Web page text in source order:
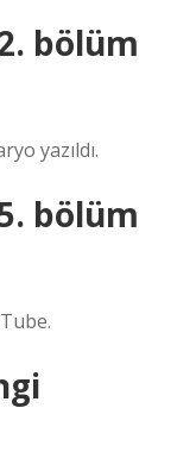
bölüm
yazıldı.
bölüm